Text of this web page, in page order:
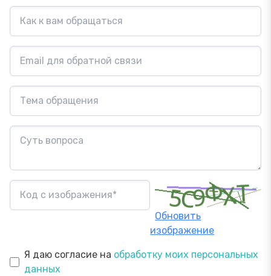
Обновить
изображение
Я даю согласие на обработку моих персональных
данных